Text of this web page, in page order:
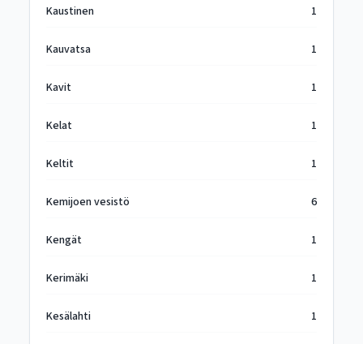
Kaustinen 1
Kauvatsa 1
Kavit 1
Kelat 1
Keltit 1
Kemijoen vesistö 6
Kengät 1
Kerimäki 1
Kesälahti 1